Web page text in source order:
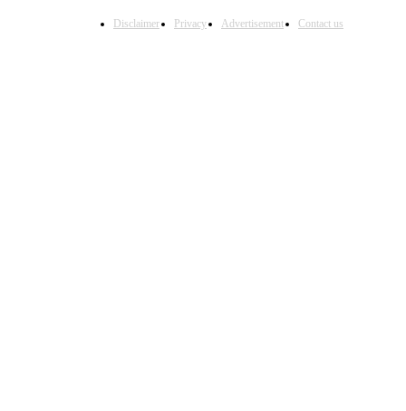
Disclaimer Privacy Advertisement Contact us